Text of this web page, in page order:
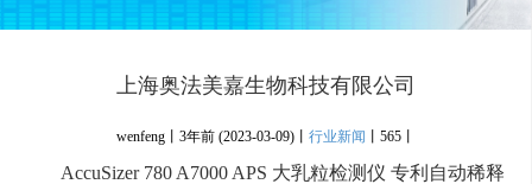
上海奥法美嘉生物科技有限公司
wenfeng丨3年前 (2023-03-09) 丨行业新闻 丨565丨
AccuSizer 780 A7000 APS 大乳粒检测仪 专利自动稀释